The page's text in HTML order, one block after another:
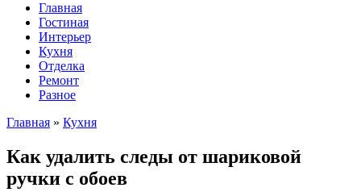
Главная
Гостиная
Интерьер
Кухня
Отделка
Ремонт
Разное
Главная » Кухня
Как удалить следы от шариковой
ручки с обоев